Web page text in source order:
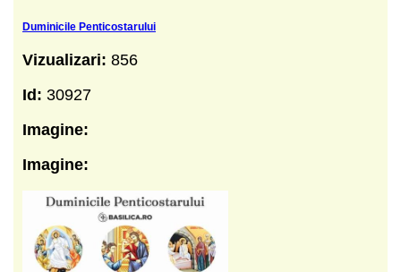
Duminicile Penticostarului
Vizualizari: 856
Id: 30927
Imagine:
Imagine: